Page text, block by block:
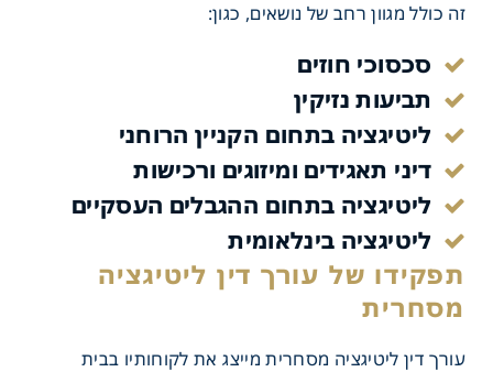
מסחרית?
זה כולל מגוון רחב של נושאים, כגון:
סכסוכי חוזים
תביעות נזיקין
ליטיגציה בתחום הקניין הרוחני
דיני תאגידים ומיזוגים ורכישות
ליטיגציה בתחום ההגבלים העסקיים
ליטיגציה בינלאומית
עורך דין ליטיגציה מסחרית מייצג את לקוחותיו בבית